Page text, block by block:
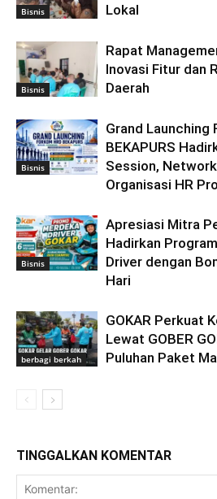
Bisnis
Lokal
Bisnis
Rapat
Inovasi Fitur dan
Daerah
Bisnis
Grand Launching
BEKAPURS
Session,
Organisasi HR
Bisnis
Apresiasi Mitra
Hadirkan
Driver dengan
Hari
berbagi berkah
GOKAR Perkuat
Lewat GOBER
Puluhan Paket
TINGGALKAN KOMENTAR